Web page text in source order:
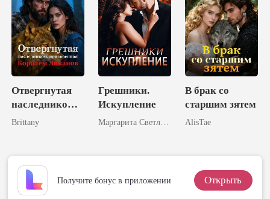
Отвергнутая
наследником,
присвоенная
Brittany
Грешники.
Искупление
В брак со
старшим зятем
AlisTae
Получите бонус в приложении Открыть